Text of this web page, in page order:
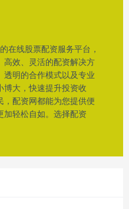
在线股票配资服务平台，
高效、灵活的配资解决方
明的合作模式以及专业
博大，快速提升投资收
配资网都能为您提供便
轻松自如。选择配资